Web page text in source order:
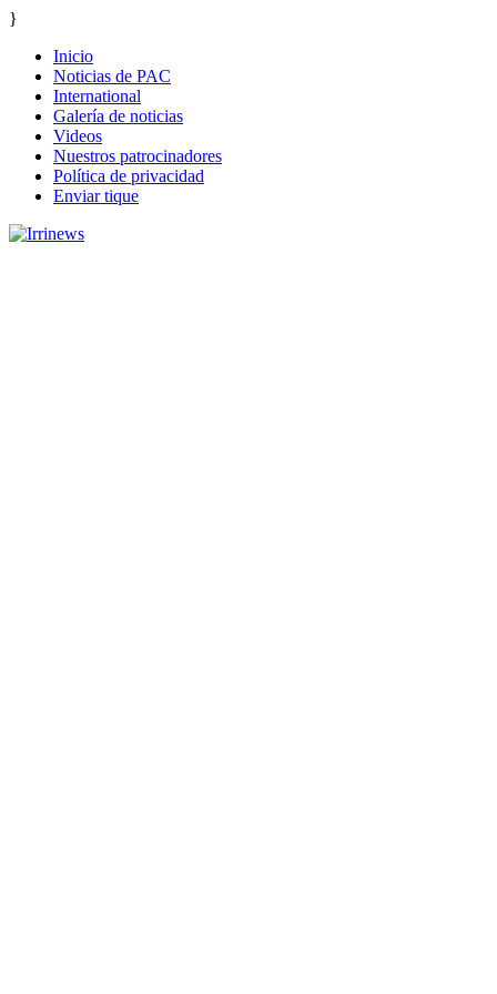
}
Inicio
Noticias de PAC
International
Galería de noticias
Videos
Nuestros patrocinadores
Política de privacidad
Enviar tique